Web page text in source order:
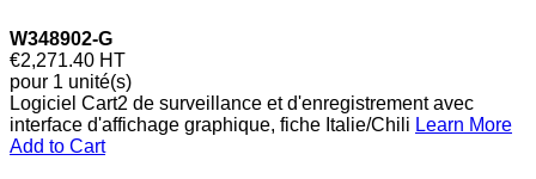
W348902-G
€2,271.40 HT
pour 1 unité(s)
Logiciel Cart2 de surveillance et d'enregistrement avec
interface d'affichage graphique, fiche Italie/Chili Learn More
Add to Cart